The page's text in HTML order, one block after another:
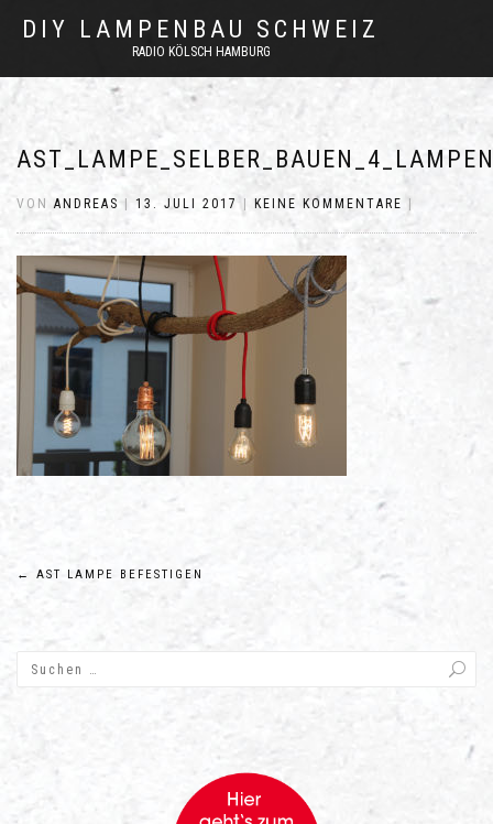
DIY LAMPENBAU SCHWEIZ
RADIO KÖLSCH HAMBURG
VONANDREAS 13. JULI 2017 KEINE KOMMENTARE
Beitragsnavigation
← AST LAMPE BEFESTIGEN